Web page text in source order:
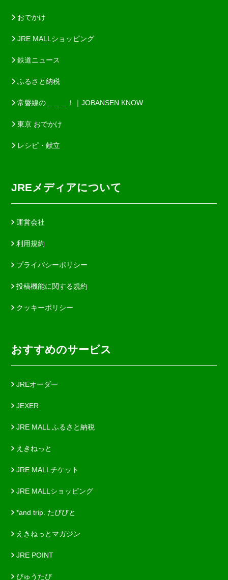
おでかけ
JRE MALLショッピング
鉄道ニュース
ふるさと納税
常磐線の＿＿＿！｜JOBANSEN KNOW
東京 おでかけ
レシピ・献立
JREメディアについて
運営会社
利用規約
プライバシーポリシー
投稿機能に関する規約
クッキーポリシー
おすすめのサービス
JREオーダー
JEXER
JRE MALL ふるさと納税
えきねっと
JRE MALLチケット
JRE MALLショッピング
*and trip. たびびと
えきねっとマガジン
JRE POINT
びゅうたび